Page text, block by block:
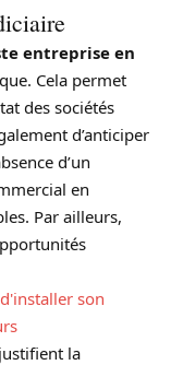
entreprise en
Cela permet
des sociétés
d’anticiper
d’un
en
Par ailleurs,
son
la